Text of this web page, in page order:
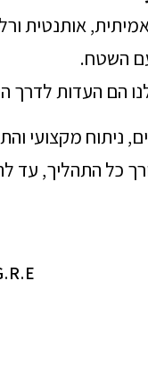
אותנטית
השטח.
הם העדות לדרך
ניתוח מקצועי
כל התהליך,